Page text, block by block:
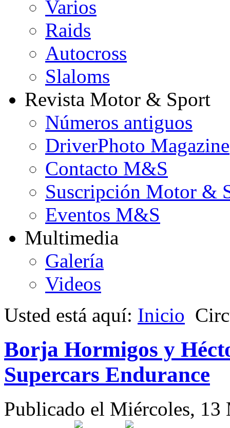
Varios
Raids
Autocross
Slaloms
Revista Motor & Sport
Números antiguos
DriverPhoto Magazine
Contacto M&S
Suscripción Motor &
Eventos M&S
Multimedia
Galería
Videos
Usted está aquí: Inicio
Borja Hormigos y
Supercars Endurance
Publicado el Miércoles, 13